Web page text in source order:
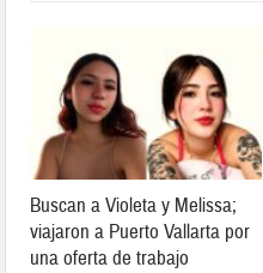
Buscan a Violeta y Melissa;
viajaron a Puerto Vallarta por
una oferta de trabajo